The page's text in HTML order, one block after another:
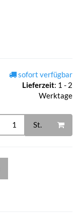
sofort verfügbar
Lieferzeit: 1 - 2
Werktage
St.